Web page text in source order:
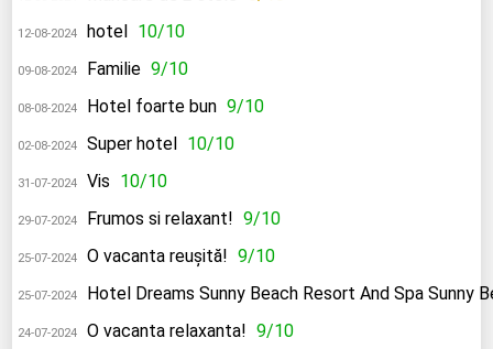
12-08-2024 hotel 10/10
09-08-2024 Familie 9/10
08-08-2024 Hotel foarte bun 9/10
02-08-2024 Super hotel 10/10
31-07-2024 Vis 10/10
29-07-2024 Frumos si relaxant! 9/10
25-07-2024 O vacanta reușită! 9/10
25-07-2024 Hotel Dreams Sunny Beach Resort And Spa Sunny
24-07-2024 O vacanta relaxanta! 9/10